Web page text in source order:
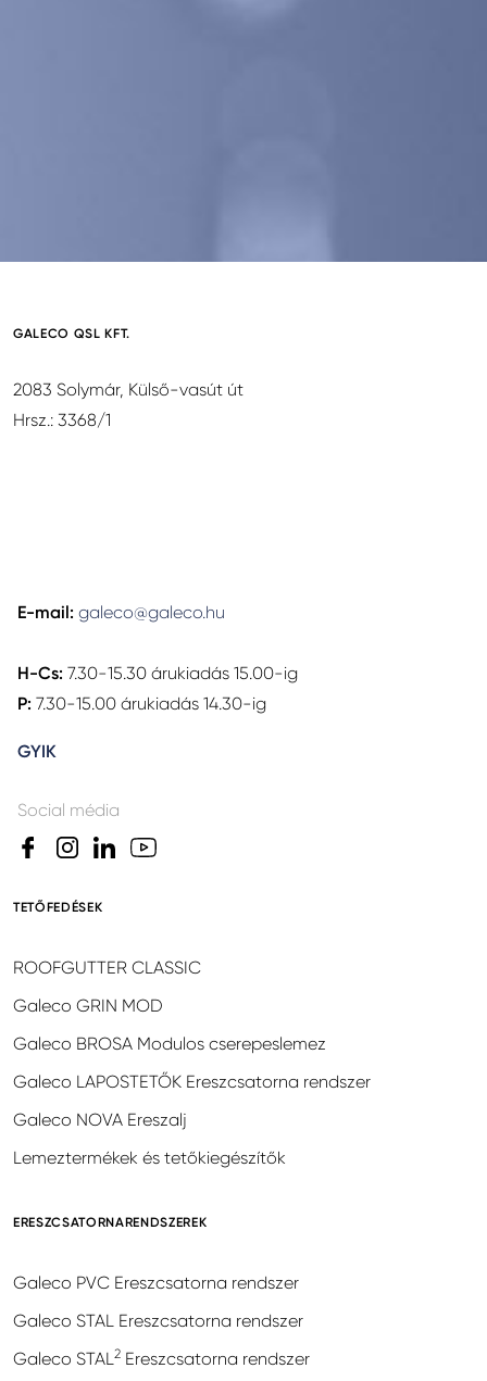
GALECO QSL KFT.
2083 Solymár, Külső-vasút út
Hrsz.: 3368/1
E-mail: galeco@galeco.hu
H-Cs: 7.30-15.30 árukiadás 15.00-ig
P: 7.30-15.00 árukiadás 14.30-ig
GYIK
Social média
TETŐFEDÉSEK
ROOFGUTTER CLASSIC
Galeco GRIN MOD
Galeco BROSA Modulos cserepeslemez
Galeco LAPOSTETŐK Ereszcsatorna rendszer
Galeco NOVA Ereszalj
Lemeztermékek és tetőkiegészítők
ERESZCSATORNARENDSZEREK
Galeco PVC Ereszcsatorna rendszer
Galeco STAL Ereszcsatorna rendszer
Galeco STAL2 Ereszcsatorna rendszer